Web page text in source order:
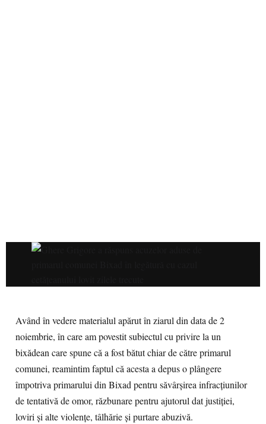
Având în vedere materialul apărut în ziarul din data de 2
noiembrie, în care am povestit subiectul cu privire la un
bixădean care spune că a fost bătut chiar de către primarul
comunei, reamintim faptul că acesta a depus o plângere
împotriva primarului din Bixad pentru săvârșirea infracțiunilor
de tentativă de omor, răzbunare pentru ajutorul dat justiției,
loviri și alte violențe, tâlhărie și purtare abuzivă.